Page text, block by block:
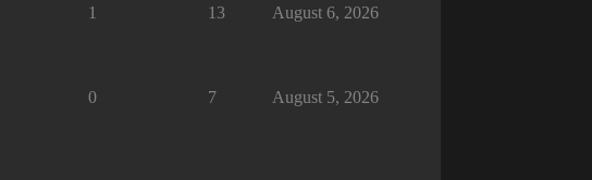
1 13 August 6, 2026
0 7 August 5, 2026